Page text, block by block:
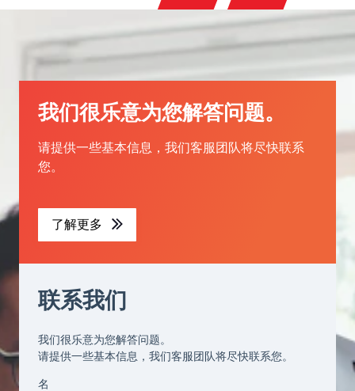
我们很乐意为您解答问题。
请提供一些基本信息，我们客服团队将尽快联系
您。
了解更多